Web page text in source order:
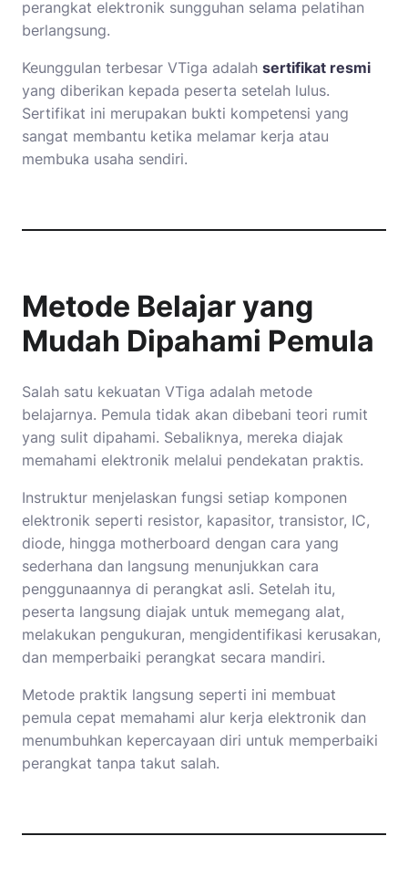
perangkat elektronik sungguhan selama pelatihan
berlangsung.
Keunggulan terbesar VTiga adalah sertifikat resmi
yang diberikan kepada peserta setelah lulus.
Sertifikat ini merupakan bukti kompetensi yang
sangat membantu ketika melamar kerja atau
membuka usaha sendiri.
Metode Belajar yang
Mudah Dipahami Pemula
Salah satu kekuatan VTiga adalah metode
belajarnya. Pemula tidak akan dibebani teori rumit
yang sulit dipahami. Sebaliknya, mereka diajak
memahami elektronik melalui pendekatan praktis.
Instruktur menjelaskan fungsi setiap komponen
elektronik seperti resistor, kapasitor, transistor, IC,
diode, hingga motherboard dengan cara yang
sederhana dan langsung menunjukkan cara
penggunaannya di perangkat asli. Setelah itu,
peserta langsung diajak untuk memegang alat,
melakukan pengukuran, mengidentifikasi kerusakan,
dan memperbaiki perangkat secara mandiri.
Metode praktik langsung seperti ini membuat
pemula cepat memahami alur kerja elektronik dan
menumbuhkan kepercayaan diri untuk memperbaiki
perangkat tanpa takut salah.